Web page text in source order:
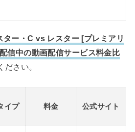
ー・C vs レスター [プレミアリ
信中の動画配信サービス料金比
ださい。
イプ 料金 公式サイト